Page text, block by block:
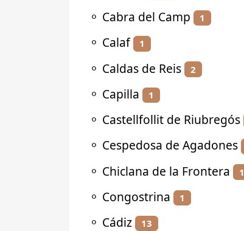
⚬ Cabra del Camp 1
⚬ Calaf 1
⚬ Caldas de Reis 2
⚬ Capilla 1
⚬ Castellfollit de Riubregós
⚬ Cespedosa de Agadones
⚬ Chiclana de la Frontera 1
⚬ Congostrina 1
⚬ Cádiz 13